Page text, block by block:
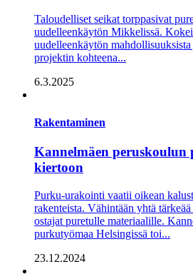
Taloudelliset seikat torppasivat
uudelleenkäytön Mikkelissä.
uudelleenkäytön
projektin kohteena...
6.3.2025
Rakentaminen
Kannelmäen peruskoulun
kiertoon
Purku-urakointi vaatii oikean
rakenteista. Vähintään yhtä
ostajat puretulle materiaalille.
purkutyömaa Helsingissä toi...
23.12.2024